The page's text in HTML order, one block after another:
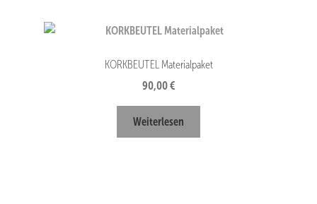
KORKBEUTEL Materialpaket
90,00€
Weiterlesen